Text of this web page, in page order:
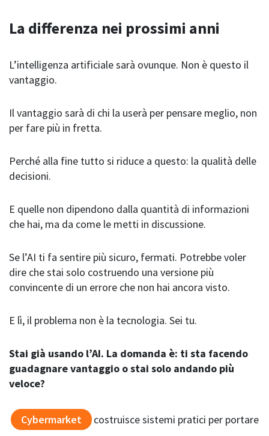
La differenza nei prossimi anni
L’intelligenza artificiale sarà ovunque. Non è questo il
vantaggio.
Il vantaggio sarà di chi la userà per pensare meglio, non
per fare più in fretta.
Perché alla fine tutto si riduce a questo: la qualità delle
decisioni.
E quelle non dipendono dalla quantità di informazioni
che hai, ma da come le metti in discussione.
Se l’AI ti fa sentire più sicuro, fermati. Potrebbe voler
dire che stai solo costruendo una versione più
convincente di un errore che non hai ancora visto.
E lì, il problema non è la tecnologia. Sei tu.
Stai già usando l’AI. La domanda è: ti sta facendo
guadagnare vantaggio o stai solo andando più
veloce?
Cybermarket
costruisce sistemi pratici per portare